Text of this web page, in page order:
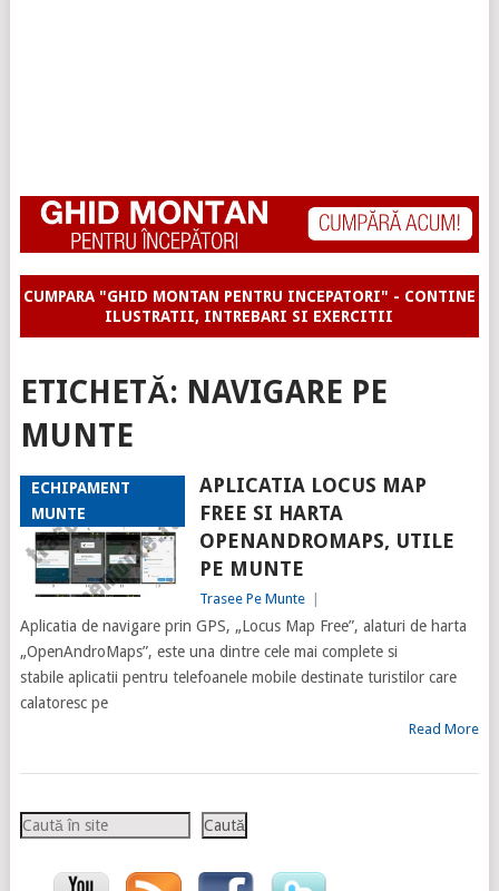
CUMPARA "GHID MONTAN PENTRU INCEPATORI" - CONTINE
ILUSTRATII, INTREBARI SI EXERCITII
ETICHETĂ: NAVIGARE PE
MUNTE
ECHIPAMENT
MUNTE
APLICATIA LOCUS MAP
FREE SI HARTA
OPENANDROMAPS, UTILE
PE MUNTE
Trasee Pe Munte
Aplicatia de navigare prin GPS, „Locus Map Free”, alaturi de harta
„OpenAndroMaps”, este una dintre cele mai complete si
stabile aplicatii pentru telefoanele mobile destinate turistilor care
calatoresc pe
Read More
Caută Caută